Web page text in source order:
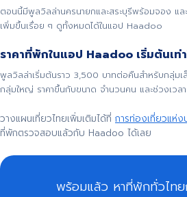
ตอนนี้มีพูลวิลล่านครนายกและสระบุรีพร้อมจอง แล
เพิ่มขึ้นเรื่อย ๆ ดูทั้งหมดได้ในแอป Haadoo
ราคาที่พักในแอป Haadoo เริ่มต้นเท่
พูลวิลล่าเริ่มต้นราว 3,500 บาทต่อคืนสำหรับกลุ่ม
กลุ่มใหญ่ ราคาขึ้นกับขนาด จำนวนคน และช่วงเวล
วางแผนเที่ยวไทยเพิ่มเติมได้ที่ การท่องเที่ยวแห่ง
ที่พักตรวจสอบแล้วกับ Haadoo ได้เลย
พร้อมแล้ว หาที่พักทั่วไท